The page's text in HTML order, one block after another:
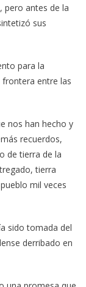
pero antes de la
sus
para la
entre las
nos han hecho y
recuerdos,
de tierra de la
tierra
mil veces
sido tomada del
derribado en